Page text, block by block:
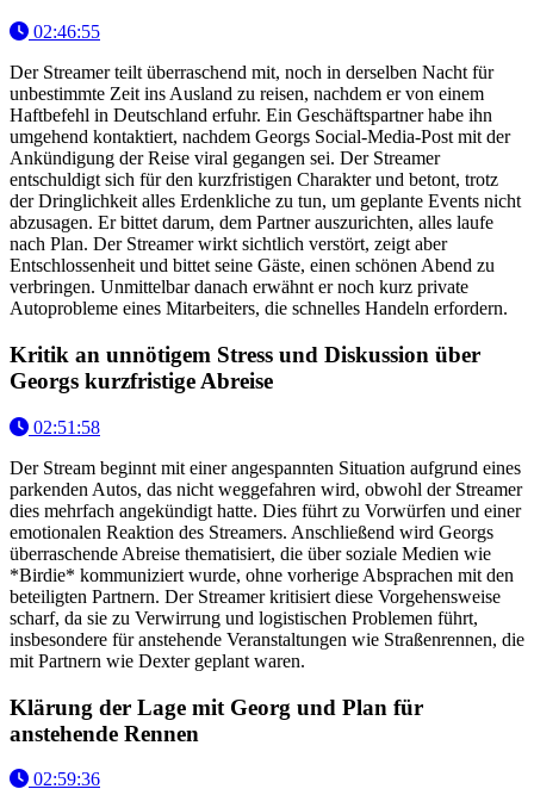
02:46:55
Der Streamer teilt überraschend mit, noch in derselben Nacht für
unbestimmte Zeit ins Ausland zu reisen, nachdem er von einem
Haftbefehl in Deutschland erfuhr. Ein Geschäftspartner habe ihn
umgehend kontaktiert, nachdem Georgs Social-Media-Post mit der
Ankündigung der Reise viral gegangen sei. Der Streamer
entschuldigt sich für den kurzfristigen Charakter und betont, trotz
der Dringlichkeit alles Erdenkliche zu tun, um geplante Events nicht
abzusagen. Er bittet darum, dem Partner auszurichten, alles laufe
nach Plan. Der Streamer wirkt sichtlich verstört, zeigt aber
Entschlossenheit und bittet seine Gäste, einen schönen Abend zu
verbringen. Unmittelbar danach erwähnt er noch kurz private
Autoprobleme eines Mitarbeiters, die schnelles Handeln erfordern.
Kritik an unnötigem Stress und Diskussion über
Georgs kurzfristige Abreise
02:51:58
Der Stream beginnt mit einer angespannten Situation aufgrund eines
parkenden Autos, das nicht weggefahren wird, obwohl der Streamer
dies mehrfach angekündigt hatte. Dies führt zu Vorwürfen und einer
emotionalen Reaktion des Streamers. Anschließend wird Georgs
überraschende Abreise thematisiert, die über soziale Medien wie
*Birdie* kommuniziert wurde, ohne vorherige Absprachen mit den
beteiligten Partnern. Der Streamer kritisiert diese Vorgehensweise
scharf, da sie zu Verwirrung und logistischen Problemen führt,
insbesondere für anstehende Veranstaltungen wie Straßenrennen, die
mit Partnern wie Dexter geplant waren.
Klärung der Lage mit Georg und Plan für
anstehende Rennen
02:59:36